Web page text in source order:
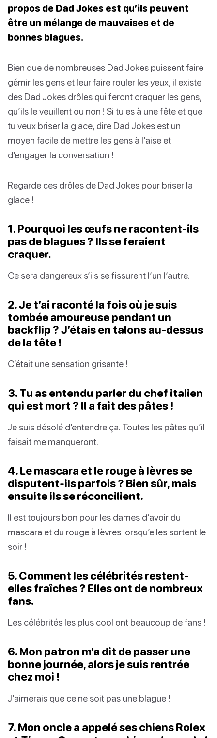
propos de Dad Jokes est qu’ils peuvent
être un mélange de mauvaises et de
bonnes blagues.
Bien que de nombreuses Dad Jokes puissent faire
gémir les gens et leur faire rouler les yeux, il existe
des Dad Jokes drôles qui feront craquer les gens,
qu’ils le veuillent ou non ! Si tu es à une fête et que
tu veux briser la glace, dire Dad Jokes est un
moyen facile de mettre les gens à l’aise et
d’engager la conversation !
Regarde ces drôles de Dad Jokes pour briser la
glace !
1. Pourquoi les œufs ne racontent-ils
pas de blagues ? Ils se feraient
craquer.
Ce sera dangereux s’ils se fissurent l’un l’autre.
2. Je t’ai raconté la fois où je suis
tombée amoureuse pendant un
backflip ? J’étais en talons au-dessus
de la tête !
C’était une sensation grisante !
3. Tu as entendu parler du chef italien
qui est mort ? Il a fait des pâtes !
Je suis désolé d’entendre ça. Toutes les pâtes qu’il
faisait me manqueront.
4. Le mascara et le rouge à lèvres se
disputent-ils parfois ? Bien sûr, mais
ensuite ils se réconcilient.
Il est toujours bon pour les dames d’avoir du
mascara et du rouge à lèvres lorsqu’elles sortent le
soir !
5. Comment les célébrités restent-
elles fraîches ? Elles ont de nombreux
fans.
Les célébrités les plus cool ont beaucoup de fans !
6. Mon patron m’a dit de passer une
bonne journée, alors je suis rentrée
chez moi !
J’aimerais que ce ne soit pas une blague !
7. Mon oncle a appelé ses chiens Rolex